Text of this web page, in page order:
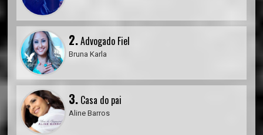
2.Advogado Fiel
Bruna Karla
3. Casa do pai
Aline Barros